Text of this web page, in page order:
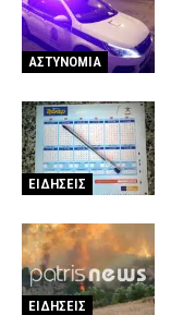
ΑΣΤΥΝΟΜΙΑ
ΕΙΔΗΣΕΙΣ
ΕΙΔΗΣΕΙΣ